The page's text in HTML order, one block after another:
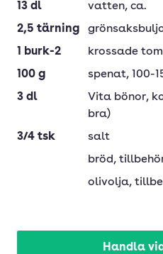
13 dl vatten, ca.
2,5 tärning
1
burk-2 krossade
100 g spenat, 100-
3 dl Vita bönor,
bra)
3/4 tsk
salt
bröd,
olivolja,
Handla